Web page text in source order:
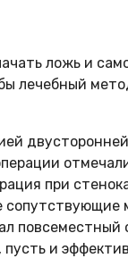
ложь и
лечебный
при
повсеместный
пусть и